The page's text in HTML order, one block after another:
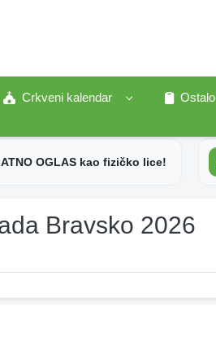
Crkveni kalendar
Ostalo
OGLAS kao fizičko lice!
Bravsko 2026